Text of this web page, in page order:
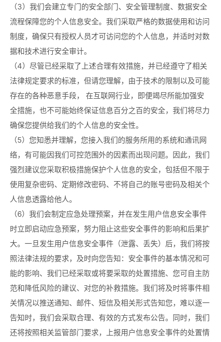
（3）我们会建立专门的安全部门、安全管理制度、数据安全
流程保障您的个人信息安全。我们采取严格的数据使用和访问
制度，确保只有授权人员才可访问您的个人信息，并适时对数
据和技术进行安全审计。
（4）尽管已经采取了上述合理有效措施，并已经遵守了相关
法律规定要求的标准，但请您理解，由于技术的限制以及可能
存在的各种恶意手段， 在互联网行业，即便竭尽所能加强安
全措施，也不可能始终保证信息百分之百的安全，我们将尽力
确保您提供给我们的个人信息的安全性。
（5）您知悉并理解，您接入我们的服务所用的系统和通讯网
络，有可能因我们可控范围外的因素而出现问题。因此，我们
强烈建议您采取积极措施保护个人信息的安全，包括但不限于
使用复杂密码、定期修改密码、不将自己的账号密码及相关个
人信息透露给他人。
（6）我们会制定应急处理预案，并在发生用户信息安全事件
时立即启动应急预案，努力阻止这些安全事件的影响和后果扩
大。一旦发生用户信息安全事件（泄露、丢失）后，我们将按
照法律法规的要求，及时向您告知：安全事件的基本情况和可
能的影响、我们已经采取或将要采取的处置措施、您可自主防
范和降低风险的建议、对您的补救措施。我们将及时将事件相
关情况以推送通知、邮件、短信及相关形式告知您，难以逐一
告知时，我们会采取合理、有效的方式发布公告。同时，我们
还将按照相关监管部门要求，上报用户信息安全事件的处置情